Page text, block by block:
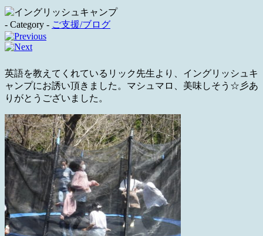
- Category - ご支援/ブログ
英語を教えてくれているリック先生より、イングリッシュキ
ャンプにお誘い頂きました。マシュマロ、美味しそう☆彡あ
りがとうございました。